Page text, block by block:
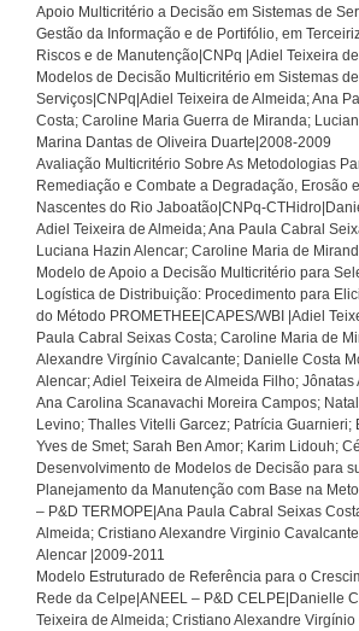
Apoio Multicritério a Decisão em Sistemas de
Gestão da Informação e de Portifólio, em
Riscos e de Manutenção|CNPq |Adiel Teixeira
Modelos de Decisão Multicritério em Sistemas
Serviços|CNPq|Adiel Teixeira de Almeida; Ana
Costa; Caroline Maria Guerra de Miranda;
Marina Dantas de Oliveira Duarte|2008-2009
Avaliação Multicritério Sobre As Metodologias
Remediação e Combate a Degradação, Erosão
Nascentes do Rio Jaboatão|CNPq-
Adiel Teixeira de Almeida; Ana Paula Cabral
Luciana Hazin Alencar; Caroline Maria de
Modelo de Apoio a Decisão Multicritério para
Logística de Distribuição: Procedimento para
do Método PROMETHEE|CAPES/WBI |Adiel
Paula Cabral Seixas Costa; Caroline Maria de
Alexandre Virgínio Cavalcante; Danielle Costa
Alencar; Adiel Teixeira de Almeida Filho; Jônatas
Ana Carolina Scanavachi Moreira Campos;
Levino; Thalles Vitelli Garcez; Patrícia Guarnieri;
Yves de Smet; Sarah Ben Amor; Karim Lidouh;
Desenvolvimento de Modelos de Decisão para
Planejamento da Manutenção com Base na
– P&D TERMOPE|Ana Paula Cabral Seixas
Almeida; Cristiano Alexandre Virginio
Alencar |2009-2011
Modelo Estruturado de Referência para o
Rede da Celpe|ANEEL – P&D CELPE|Danielle
Teixeira de Almeida; Cristiano Alexandre